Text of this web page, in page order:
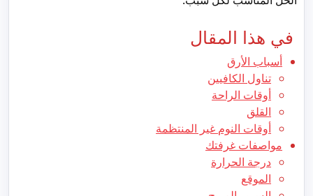
في هذا المقال
أسباب الأرق
تناول الكافيين
أوقات الراحة
القلق
أوقات النوم غير المنتظمة
مواصفات غرفتك
درجة الحرارة
الموقع